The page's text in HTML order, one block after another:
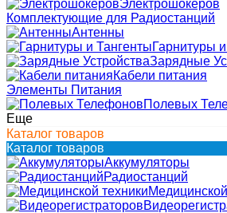
Электрошокеров
Комплектующие для Радиостанций
Антенны
Гарнитуры
Зарядные
Кабели питания
Элементы Питания
Полевых
Еще
Каталог товаров
Каталог товаров
Аккумуляторы
Радиостанций